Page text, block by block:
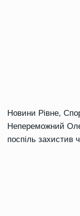
Новини Рівне,
Непереможний
поспіль захистив